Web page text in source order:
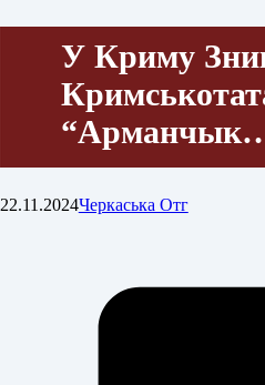
У Криму
22.11.2024Черкаська Отг